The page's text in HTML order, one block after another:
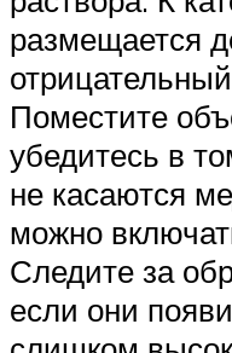
размещается
Поместите
убедитесь в
не касаются
можно
Следите за
если они